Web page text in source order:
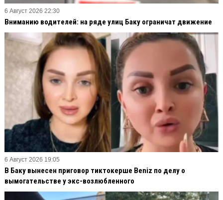
6 Август 2026 22:30
Вниманию водителей: на ряде улиц Баку ограничат движение
6 Август 2026 19:05
В Баку вынесен приговор тиктокерше Beniz по делу о
вымогательстве у экс-возлюбленного